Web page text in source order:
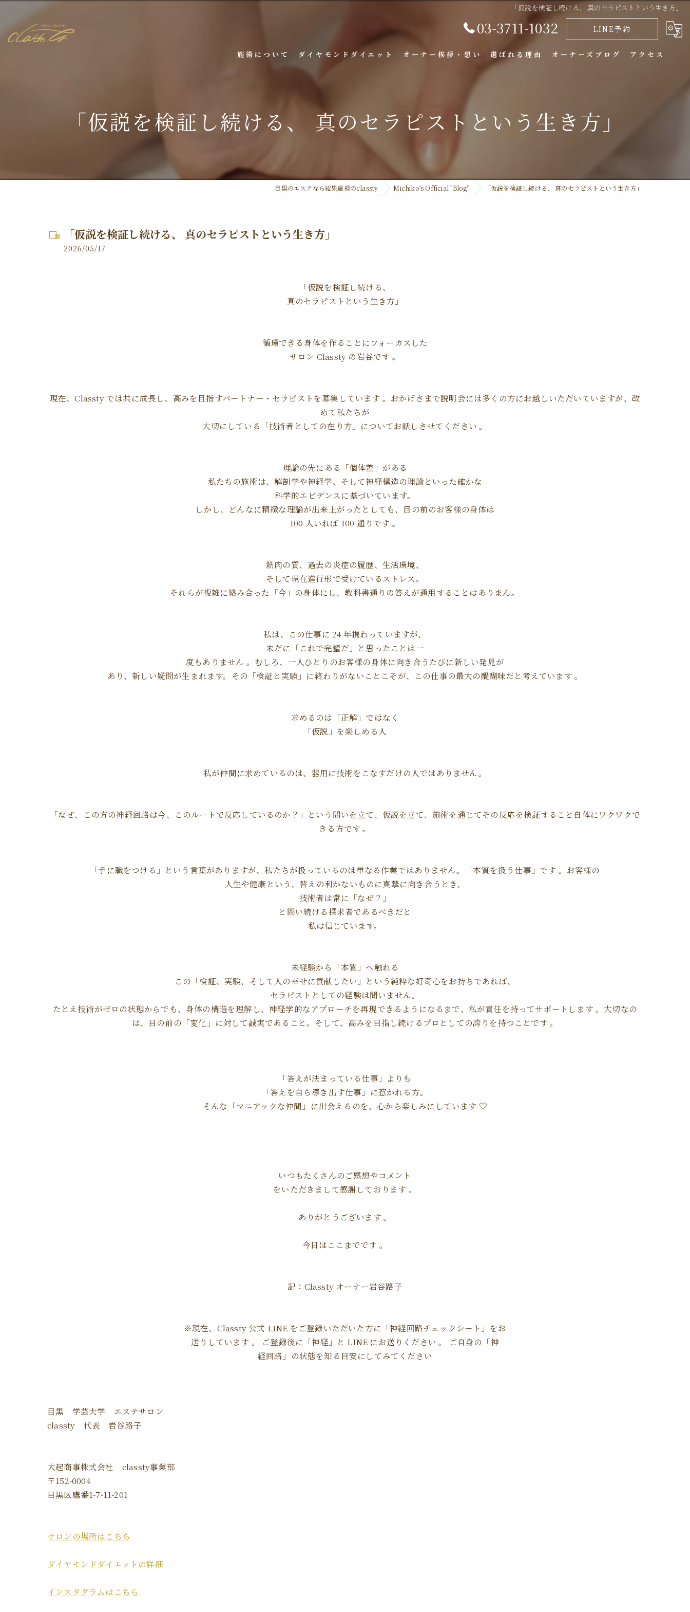
「仮説を検証し続ける、 真のセラピストという生き方」
03-3711-1032 LINE予約
施術について ダイヤモンドダイエット オーナー挨拶・想い 選ばれる理由 オーナーズブログ アクセス
「仮説を検証し続ける、 真のセラピストという生き方」
目黒のエステなら結果重視のclassty Michiko's Official ''Blog'' 「仮説を検証し続ける、 真のセラピストという生き方」
「仮説を検証し続ける、 真のセラピストという生き方」
2026/05/17
「仮説を検証し続ける、
真のセラピストという生き方」
循環できる身体を作ることにフォーカスした
サロン Classty の岩谷です 。
現在、Classty では共に成長し、高みを目指すパートナー・セラピストを募集しています 。おかげさまで説明会には多くの方にお越しいただいていますが、改
めて私たちが
大切にしている「技術者としての在り方」についてお話しさせてください 。
理論の先にある「個体差」がある
私たちの施術は、解剖学や神経学、そして神経構造の理論といった確かな
科学的エビデンスに基づいています。
しかし、どんなに精緻な理論が出来上がったとしても、目の前のお客様の身体は
100 人いれば 100 通りです 。
筋肉の質、過去の炎症の履歴、生活環境、
そして現在進行形で受けているストレス。
それらが複雑に絡み合った「今」の身体にし、教科書通りの答えが通用することはありまん。
私は、この仕事に 24 年携わっていますが、
未だに「これで完璧だ」と思ったことは一
度もありません 。むしろ、一人ひとりのお客様の身体に向き合うたびに新しい発見が
あり、新しい疑問が生まれます。その「検証と実験」に終わりがないことこそが、この仕事の最大の醍醐味だと考えています 。
求めるのは「正解」ではなく
「仮説」を楽しめる人
私が仲間に求めているのは、器用に技術をこなすだけの人ではありません。
「なぜ、この方の神経回路は今、このルートで反応しているのか？」という問いを立て、仮説を立て、施術を通じてその反応を検証すること自体にワクワクで
きる方です 。
「手に職をつける」という言葉がありますが、私たちが扱っているのは単なる作業ではありません。「本質を扱う仕事」です 。お客様の
人生や健康という、替えの利かないものに真摯に向き合うとき、
技術者は常に「なぜ？」
と問い続ける探求者であるべきだと
私は信じています。
未経験から「本質」へ触れる
この「検証、実験、そして人の幸せに貢献したい」という純粋な好奇心をお持ちであれば、
セラピストとしての経験は問いません。
たとえ技術がゼロの状態からでも、身体の構造を理解し、神経学的なアプローチを再現できるようになるまで、私が責任を持ってサポートします 。大切なの
は、目の前の「変化」に対して誠実であること。そして、高みを目指し続けるプロとしての誇りを持つことです 。
「答えが決まっている仕事」よりも
「答えを自ら導き出す仕事」に惹かれる方。
そんな「マニアックな仲間」に出会えるのを、心から楽しみにしています ♡
いつもたくさんのご感想やコメント
をいただきまして感謝しております 。
ありがとうございます 。
今日はここまでです 。
記：Classty オーナー岩谷路子
※現在、Classty 公式 LINE をご登録いただいた方に「神経回路チェックシート」をお
送りしています 。 ご登録後に「神経」と LINE にお送りください 。 ご自身の「神
経回路」の状態を知る目安にしてみてください
目黒 学芸大学 エステサロン
classty 代表 岩谷路子
大起商事株式会社 classty事業部
〒152-0004
目黒区鷹番1-7-11-201
サロンの場所はこちら
ダイヤモンドダイエットの詳細
インスタグラムはこちら